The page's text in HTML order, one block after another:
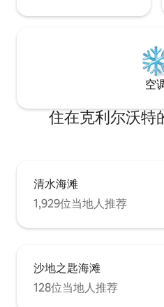
空
住在克利尔沃特
清水海滩
1,929位当地人推荐
沙地之匙海滩
128位当地人推荐